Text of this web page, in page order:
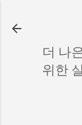
더 나
위한